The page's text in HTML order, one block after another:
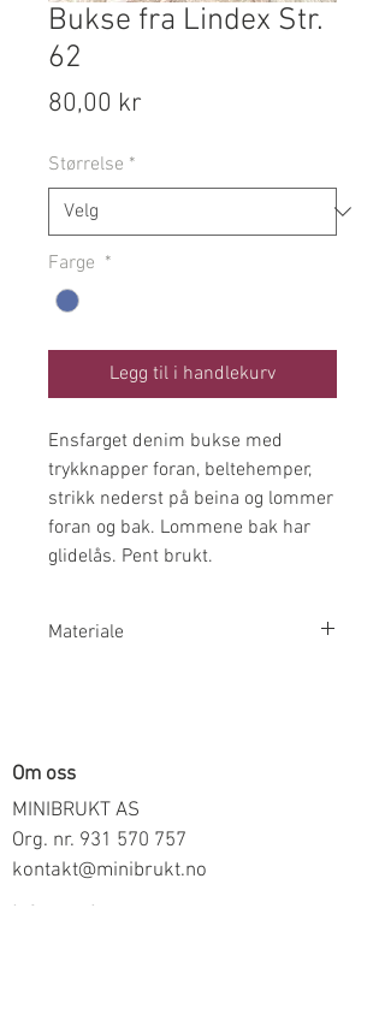
Bukse fra Lindex Str.
62
80,00 kr
Størrelse *
Farge *
Legg til i handlekurv
Ensfarget denim bukse med
trykknapper foran, beltehemper,
strikk nederst på beina og lommer
foran og bak. Lommene bak har
glidelås. Pent brukt.
Materiale
Om oss
MINIBRUKT AS
Org. nr. 931 570 757
kontakt@minibrukt.no